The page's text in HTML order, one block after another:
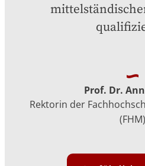
Prof. Dr.
Rektorin der
(FHM)